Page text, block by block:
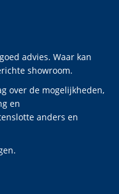
advies. Waar kan
showroom.
over de mogelijkheden,
en
anders en